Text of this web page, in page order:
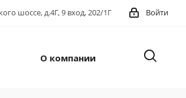
Войти
шоссе, д.4Г, 9 вход, 202/1Г
О компании